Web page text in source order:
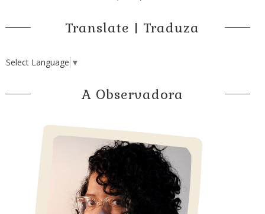
Translate | Traduza
Select Language ▼
A Observadora